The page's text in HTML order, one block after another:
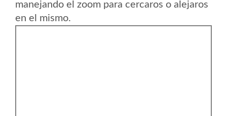
manejando el zoom para cercaros o alejaros
en el mismo.